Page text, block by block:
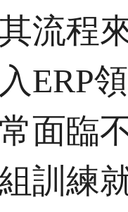
流程
ERP
面臨
訓練